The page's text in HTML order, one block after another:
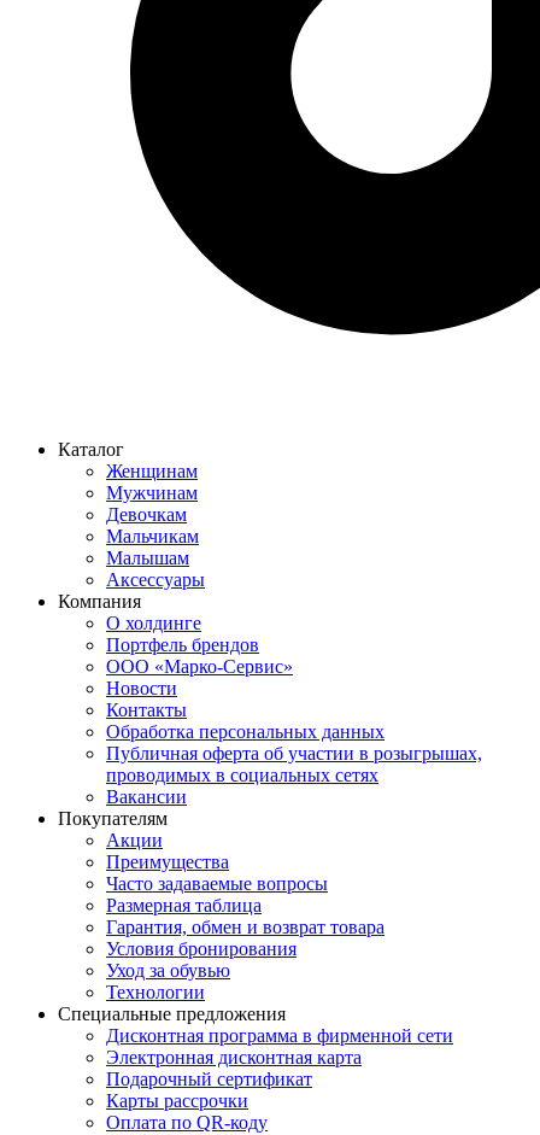
Каталог
Женщинам
Мужчинам
Девочкам
Мальчикам
Малышам
Аксессуары
Компания
О холдинге
Портфель брендов
ООО «Марко-Сервис»
Новости
Контакты
Обработка персональных данных
Публичная оферта об участии в розыгрышах,
проводимых в социальных сетях
Вакансии
Покупателям
Акции
Преимущества
Часто задаваемые вопросы
Размерная таблица
Гарантия, обмен и возврат товара
Условия бронирования
Уход за обувью
Технологии
Специальные предложения
Дисконтная программа в фирменной сети
Электронная дисконтная карта
Подарочный сертификат
Карты рассрочки
Оплата по QR-коду